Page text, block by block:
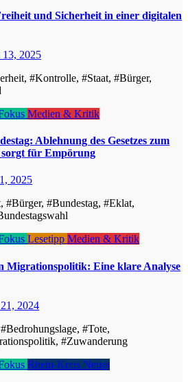
und Sicherheit in einer digitalen
13, 2025
Medien & Kritik
Ablehnung des Gesetzes zum
für Empörung
2025
Lesetipp Medien & Kritik
Migrationspolitik: Eine klare Analyse
2024
#Zuwanderung
Rhein-Kreis Neuss